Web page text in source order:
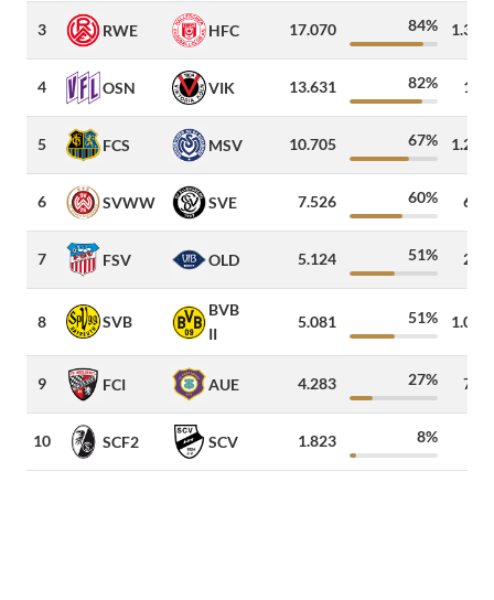
3 RWE HFC 17.070 84% 1.300
4 OSN VIK 13.631 82% 135
5 FCS MSV 10.705 67% 1.200
6 SVWW SVE 7.526 60% 600
7 FSV OLD 5.124 51% 225
8 SVB
BVB
II
5.081 51% 1.000
9 FCI AUE 4.283 27% 700
10 SCF2 SCV 1.823 8%